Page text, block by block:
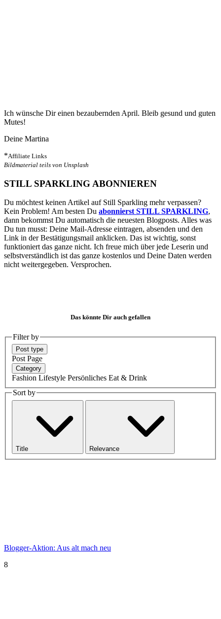
Ich wünsche Dir einen bezaubernden April. Bleib gesund und guten
Mutes!
Deine Martina
*Affiliate Links
Bildmaterial teils von Unsplash
STILL SPARKLING ABONNIEREN
Du möchtest keinen Artikel auf Still Sparkling mehr verpassen?
Kein Problem! Am besten Du abonnierst STILL SPARKLING,
dann bekommst Du automatisch die neuesten Blogposts. Alles was
Du tun musst: Deine Mail-Adresse eintragen, absenden und den
Link in der Bestätigungsmail anklicken. Das ist wichtig, sonst
funktioniert das ganze nicht. Ich freue mich über jede Leserin und
selbstverständlich ist das ganze kostenlos und Deine Daten werden
nicht weitergegeben. Versprochen.
Das könnte Dir auch gefallen
Filter by
Post type
Post Page
Category
Fashion Lifestyle Persönliches Eat & Drink
Sort by
Title Relevance
Blogger-Aktion: Aus alt mach neu
8